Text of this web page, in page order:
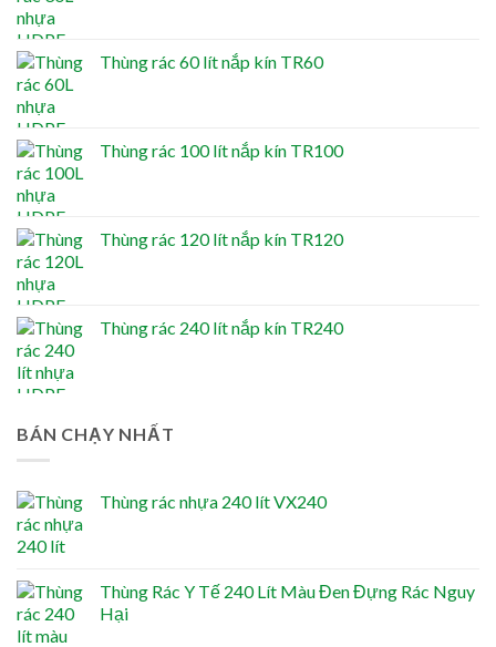
Thùng rác 60 lít nắp kín TR60
Thùng rác 100 lít nắp kín TR100
Thùng rác 120 lít nắp kín TR120
Thùng rác 240 lít nắp kín TR240
BÁN CHẠY NHẤT
Thùng rác nhựa 240 lít VX240
Thùng Rác Y Tế 240 Lít Màu Đen Đựng Rác Nguy
Hại